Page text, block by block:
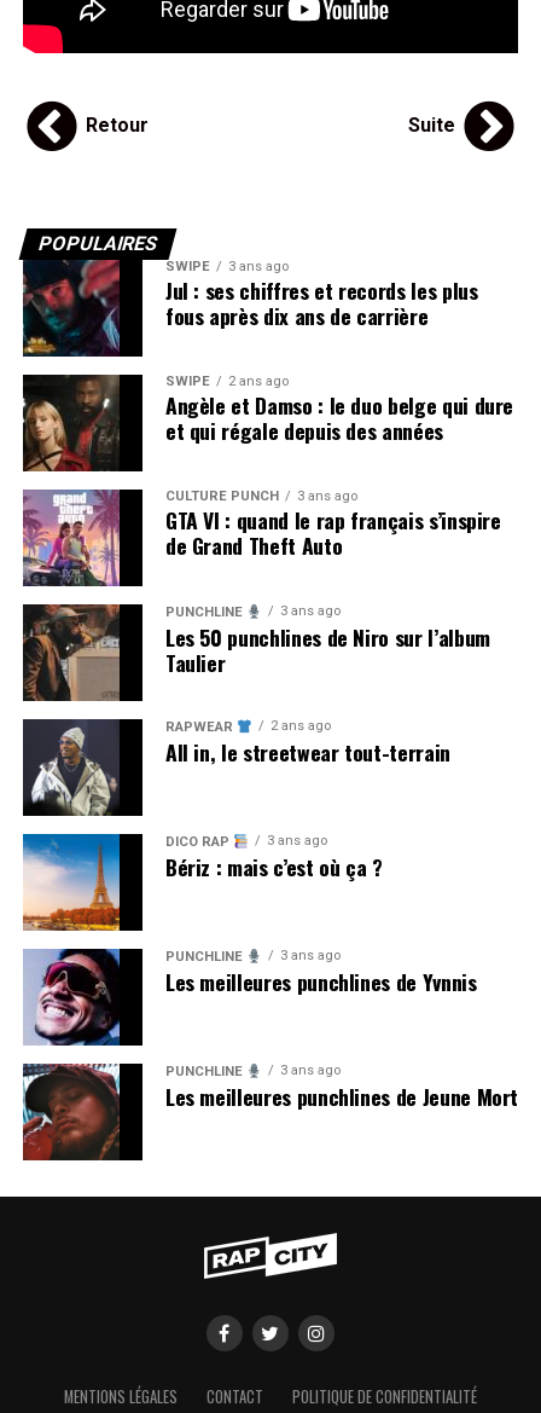
Retour Suite
POPULAIRES
SWIPE 3 ans ago
Jul : ses chiffres et records les plus
fous après dix ans de carrière
SWIPE 2 ans ago
Angèle et Damso : le duo belge qui dure
et qui régale depuis des années
CULTURE PUNCH 3 ans ago
GTA VI : quand le rap français s’inspire
de Grand Theft Auto
PUNCHLINE 3 ans ago
Les 50 punchlines de Niro sur l’album
Taulier
RAPWEAR 2 ans ago
All in, le streetwear tout-terrain
DICO RAP 3 ans ago
Bériz : mais c’est où ça ?
PUNCHLINE 3 ans ago
Les meilleures punchlines de Yvnnis
PUNCHLINE 3 ans ago
Les meilleures punchlines de Jeune Mort
MENTIONS LÉGALES CONTACT POLITIQUE DE CONFIDENTIALITÉ